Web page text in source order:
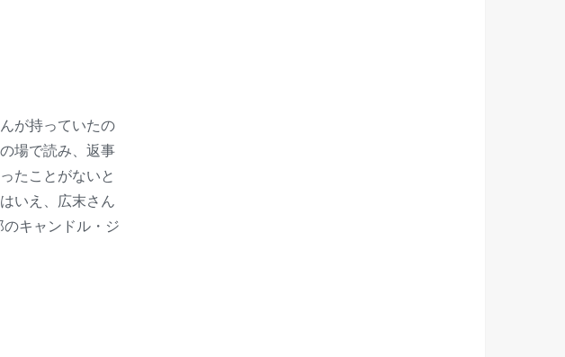
が持っていたの
場で読み、返事
たことがないと
いえ、広末さん
キャンドル・ジ